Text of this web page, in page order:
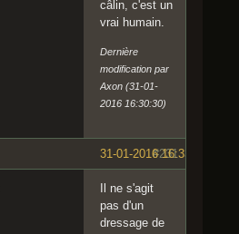
câlin, c'est un
vrai humain.
Dernière
modification par
Axon (31-01-
2016 16:30:30)
#231
31-01-2016 16:33:12
Il ne s'agit
pas d'un
dressage de